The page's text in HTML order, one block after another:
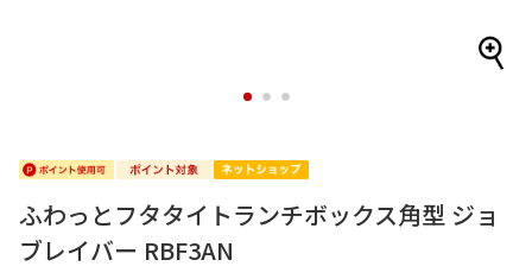
1 2 3
ふわっとフタタイトランチボックス角型 ジョ
ブレイバー RBF3AN